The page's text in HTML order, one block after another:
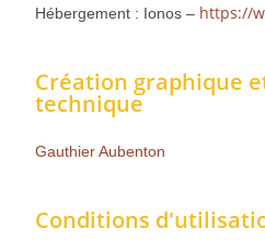
Hébergement : Ionos – https://
Création graphique
technique
Gauthier Aubenton
Conditions